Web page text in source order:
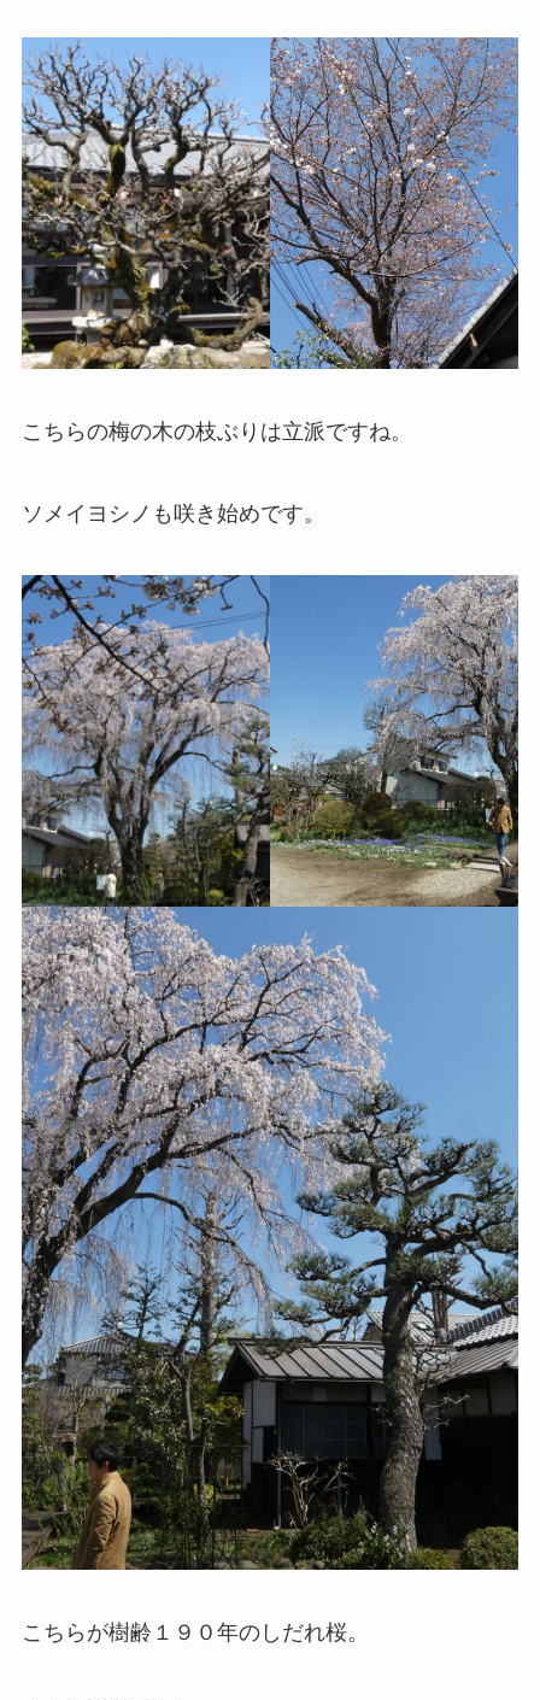
こちらの梅の木の枝ぶりは立派ですね。
ソメイヨシノも咲き始めです。
こちらが樹齢１９０年のしだれ桜。